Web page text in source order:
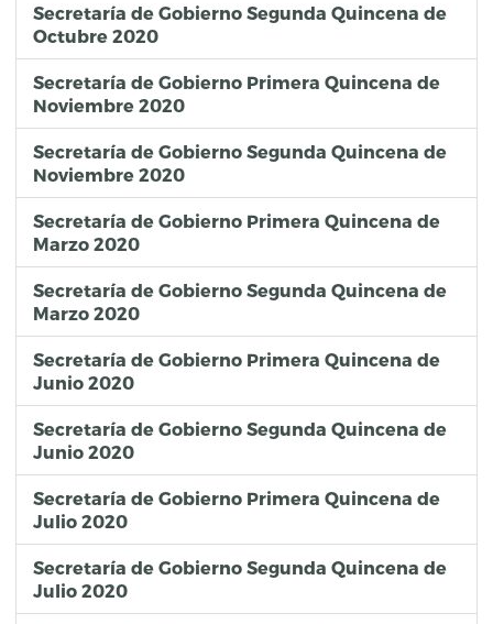
Secretaría de Gobierno Segunda Quincena de
Octubre 2020
Secretaría de Gobierno Primera Quincena de
Noviembre 2020
Secretaría de Gobierno Segunda Quincena de
Noviembre 2020
Secretaría de Gobierno Primera Quincena de
Marzo 2020
Secretaría de Gobierno Segunda Quincena de
Marzo 2020
Secretaría de Gobierno Primera Quincena de
Junio 2020
Secretaría de Gobierno Segunda Quincena de
Junio 2020
Secretaría de Gobierno Primera Quincena de
Julio 2020
Secretaría de Gobierno Segunda Quincena de
Julio 2020